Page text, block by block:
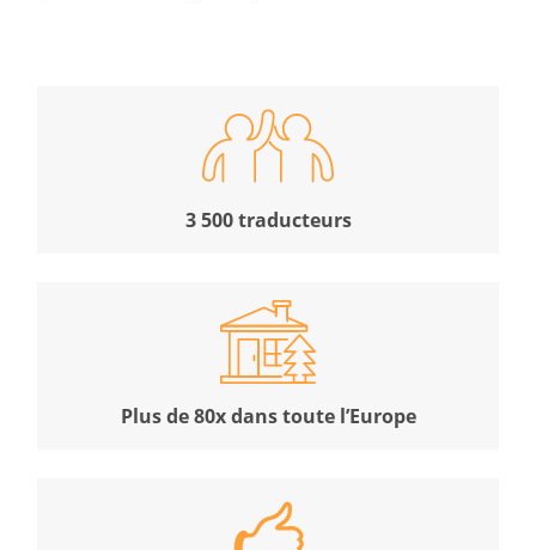
3 500 traducteurs
Plus de 80x dans toute l’Europe